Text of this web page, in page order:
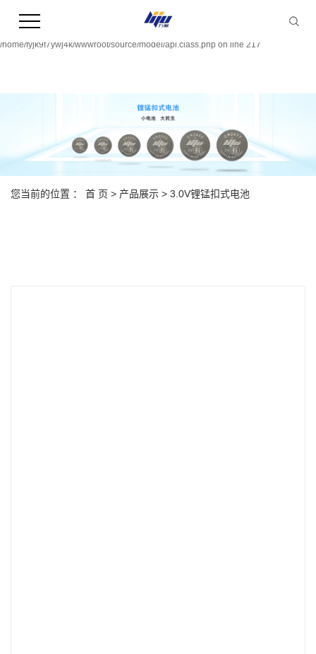
file_put_contents(/home/fyjk9f7ywj4k/wwwroot/source/cache/license_cache.php):
/home/fyjk9f7ywj4k/wwwroot/source/model/api.class.php on line 217
您当前的位置 ： 首 页 > 产品展示 > 3.0V锂锰扣式电池